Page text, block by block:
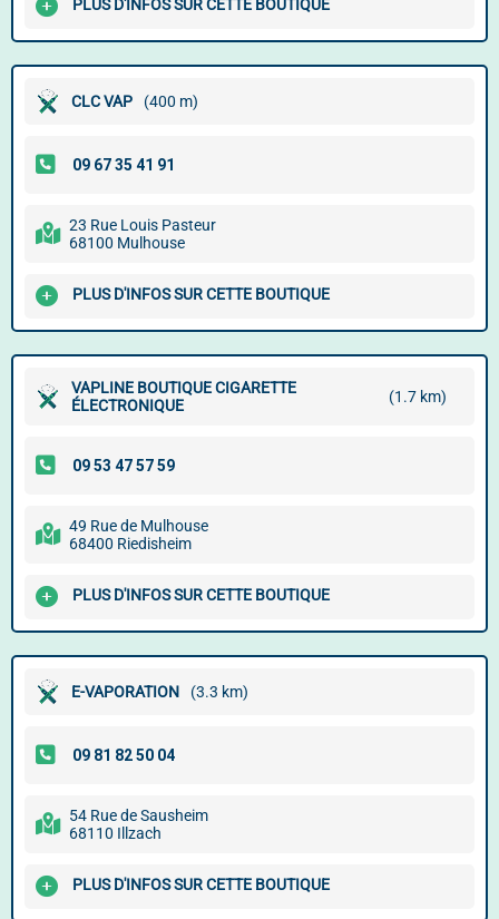
PLUS D'INFOS SUR CETTE BOUTIQUE
CLC VAP (400 m)
23 Rue Louis Pasteur
68100 Mulhouse
PLUS D'INFOS SUR CETTE BOUTIQUE
VAPLINE BOUTIQUE CIGARETTE
ÉLECTRONIQUE
(1.7 km)
49 Rue de Mulhouse
68400 Riedisheim
PLUS D'INFOS SUR CETTE BOUTIQUE
E-VAPORATION (3.3 km)
54 Rue de Sausheim
68110 Illzach
PLUS D'INFOS SUR CETTE BOUTIQUE